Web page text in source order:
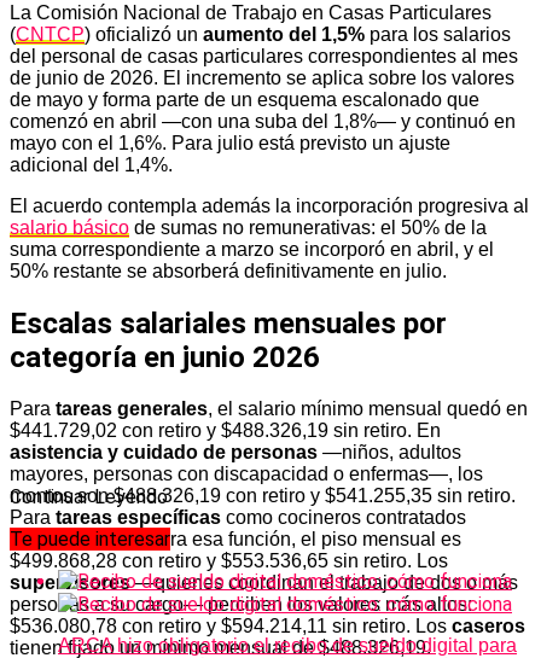
La Comisión Nacional de Trabajo en Casas Particulares
(CNTCP) oficializó un aumento del 1,5% para los salarios
del personal de casas particulares correspondientes al mes
de junio de 2026. El incremento se aplica sobre los valores
de mayo y forma parte de un esquema escalonado que
comenzó en abril —con una suba del 1,8%— y continuó en
mayo con el 1,6%. Para julio está previsto un ajuste
adicional del 1,4%.
El acuerdo contempla además la incorporación progresiva al
salario básico de sumas no remunerativas: el 50% de la
suma correspondiente a marzo se incorporó en abril, y el
50% restante se absorberá definitivamente en julio.
Escalas salariales mensuales por
categoría en junio 2026
Para tareas generales, el salario mínimo mensual quedó en
$441.729,02 con retiro y $488.326,19 sin retiro. En
asistencia y cuidado de personas —niños, adultos
mayores, personas con discapacidad o enfermas—, los
montos son $488.326,19 con retiro y $541.255,35 sin retiro.
Para tareas específicas como cocineros contratados
exclusivamente para esa función, el piso mensual es
$499.868,28 con retiro y $553.536,65 sin retiro. Los
supervisores—quienes coordinan el trabajo de dos o más
personas a su cargo— perciben los valores más altos:
$536.080,78 con retiro y $594.214,11 sin retiro. Los caseros
tienen fijado un mínimo mensual de $488.326,19.
Continuar Leyendo
Te puede interesar
ARCA hizo obligatorio el recibo de sueldo digital para